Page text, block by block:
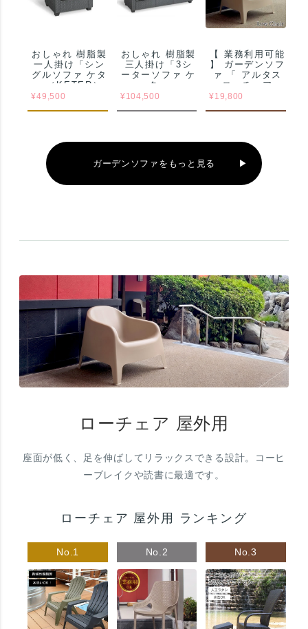
おしゃれ 樹脂製
一人掛け「シン
グルソファ ケタ
ー（KETER）
サルタ（Salta
¥49,500
おしゃれ 樹脂製
三人掛け「3シ
ーターソファ ケ
ター
（KETER） サ
¥104,500
【 業務利用可能
】 ガーデンソフ
ァ 「 アルタス
ローチェア
8166（ALTUS
¥19,800
ガーデンソファをもっと見る
ローチェア 屋外用
座面が低く、足を伸ばしてリラックスできる設計。コーヒ
ーブレイクや読書に最適です。
ローチェア 屋外用 ランキング